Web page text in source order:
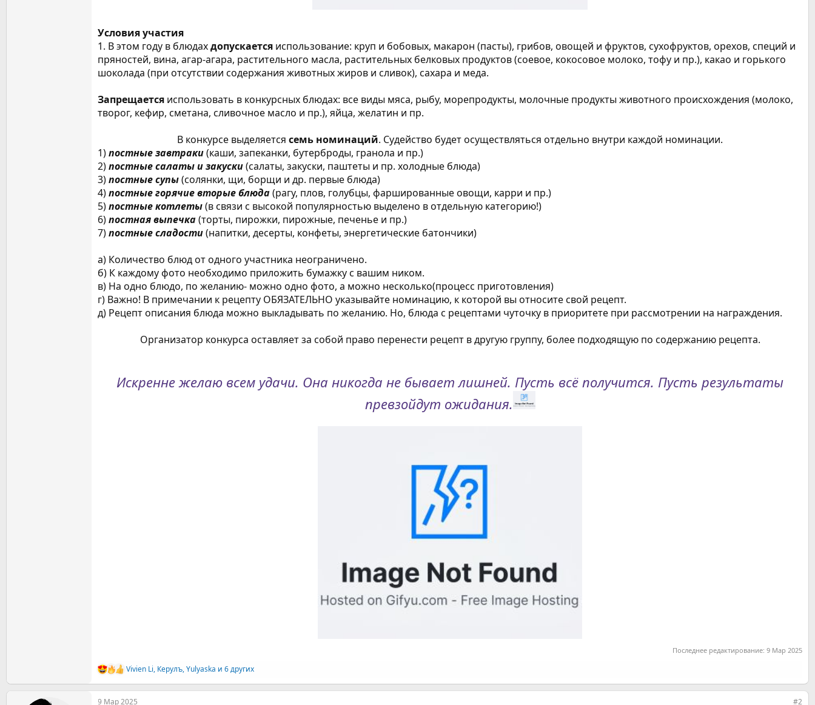
Условия участия
1. В этом году в блюдахдопускается использование: круп и бобовых, макарон (пасты), грибов, овощей и фруктов, сухофруктов, орехов, специй и
пряностей, вина, агар-агара, растительного масла, растительных белковых продуктов (соевое, кокосовое молоко, тофу и пр.), какао и горького
шоколада (при отсутствии содержания животных жиров и сливок), сахара и меда.
Запрещается использовать в конкурсных блюдах: все виды мяса, рыбу, морепродукты, молочные продукты животного происхождения (молоко,
творог, кефир, сметана, сливочное масло и пр.), яйца, желатин и пр.
В конкурсе выделяется семь номинаций. Судейство будет осуществляться отдельно внутри каждой номинации.​
1)постные завтраки(каши, запеканки, бутерброды, гранола и пр.)
2)постные салаты и закуски(салаты, закуски, паштеты и пр. холодные блюда)
3)постные супы(солянки, щи, борщи и др. первые блюда)
4)постные горячие вторые блюда(рагу, плов, голубцы, фаршированные овощи, карри и пр.)
5)постные котлеты(в связи с высокой популярностью выделено в отдельную категорию!)
6)постная выпечка(торты, пирожки, пирожные, печенье и пр.)
7)постные сладости(напитки, десерты, конфеты, энергетические батончики)
а) Количество блюд от одного участника неограничено.
б) К каждому фото необходимо приложить бумажку с вашим ником.
в) На одно блюдо, по желанию- можно одно фото, а можно несколько(процесс приготовления)
г) Важно! В примечании к рецепту ОБЯЗАТЕЛЬНО указывайте номинацию, к которой вы относите свой рецепт.
д) Рецепт описания блюда можно выкладывать по желанию. Но, блюда с рецептами чуточку в приоритете при рассмотрении на награждения.
Организатор конкурса оставляет за собой право перенести рецепт в другую группу, более подходящую по содержанию рецепта.
Искренне желаю всем удачи. Она никогда не бывает лишней. Пусть всё получится. Пусть результаты
превзойдут ожидания.
Последнее редактирование: 9 Мар 2025
Р
е
а
к
Vivien Li, Керулъ,Yulyaska и 6 других
9 Мар 2025 #2